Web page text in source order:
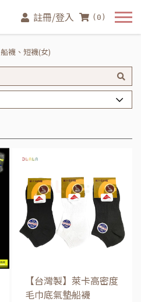
註冊/登入 (0)
船襪、短襪(女)
【台灣製】萊卡高密度
毛巾底氣墊船襪